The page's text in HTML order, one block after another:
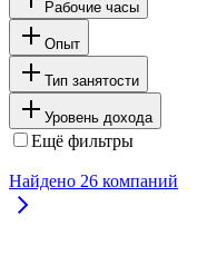
Рабочие часы
Опыт
Тип занятости
Уровень дохода
Ещё фильтры
Найдено 26 компаний